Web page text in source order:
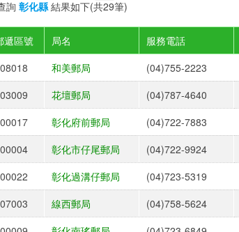
詢 彰化縣 結果如下(共29筆)
遞區號 局名 服務電話
和美郵局 (04)755-2223
花壇郵局 (04)787-4640
彰化府前郵局 (04)722-7883
彰化市仔尾郵局 (04)722-9924
彰化過溝仔郵局 (04)723-5319
線西郵局 (04)758-5624